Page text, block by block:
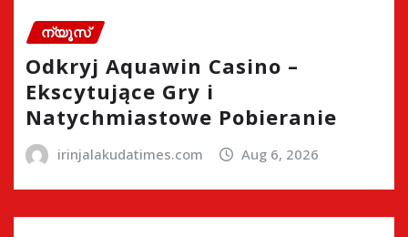
ന്യൂസ്
Odkryj Aquawin Casino –
Ekscytujące Gry i
Natychmiastowe Pobieranie
irinjalakudatimes.com Aug 6, 2026